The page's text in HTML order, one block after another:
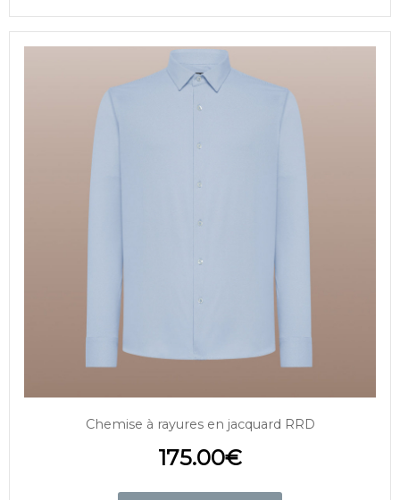
Chemise à rayures en jacquard RRD
175.00€